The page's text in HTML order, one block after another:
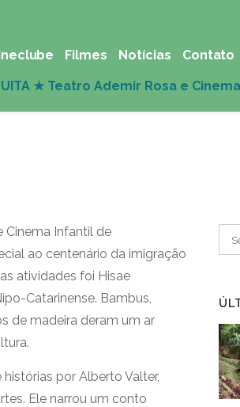
Filmes Notícias Contato
Cinema Infantil de
ao centenário da imigração
atividades foi Hisae
Catarinense. Bambus,
de madeira deram um ar
por Alberto Valter,
Ele narrou um conto